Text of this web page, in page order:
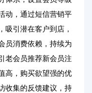
动，通过短信营销平
吸引潜在客户到店，
员消费依赖，持续为
老会员推荐新会员注
高，购买欲望强的优
收集的反馈建议，持